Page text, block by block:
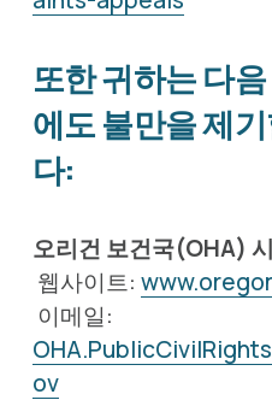
또한 귀하는 다
에도 불만을 제
다:
오리건 보건국(OHA)
웹사이트:
ov